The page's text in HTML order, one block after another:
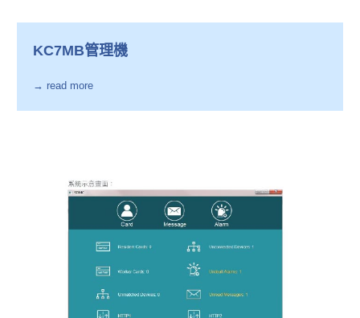
KC7MB管理機
→ read more